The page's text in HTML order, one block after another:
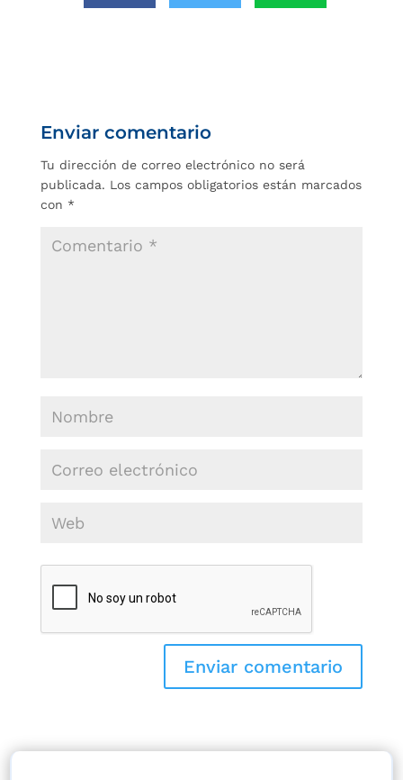
Enviar comentario
Tu dirección de correo electrónico no será
publicada. Los campos obligatorios están marcados
con *